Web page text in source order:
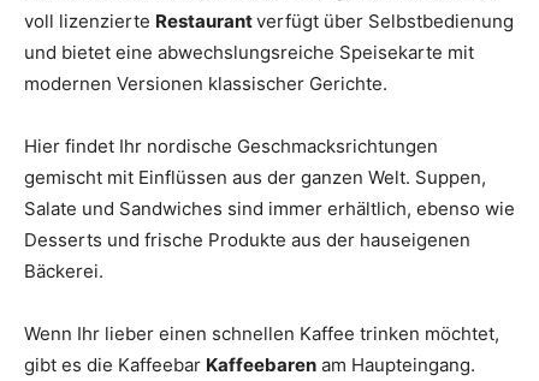
voll lizenzierte Restaurantverfügt über Selbstbedienung
und bietet eine abwechslungsreiche Speisekarte mit
modernen Versionen klassischer Gerichte.
Hier findet Ihr nordische Geschmacksrichtungen
gemischt mit Einflüssen aus der ganzen Welt. Suppen,
Salate und Sandwiches sind immer erhältlich, ebenso wie
Desserts und frische Produkte aus der hauseigenen
Bäckerei.
Wenn Ihr lieber einen schnellen Kaffee trinken möchtet,
gibt es die Kaffeebar Kaffeebaren am Haupteingang.